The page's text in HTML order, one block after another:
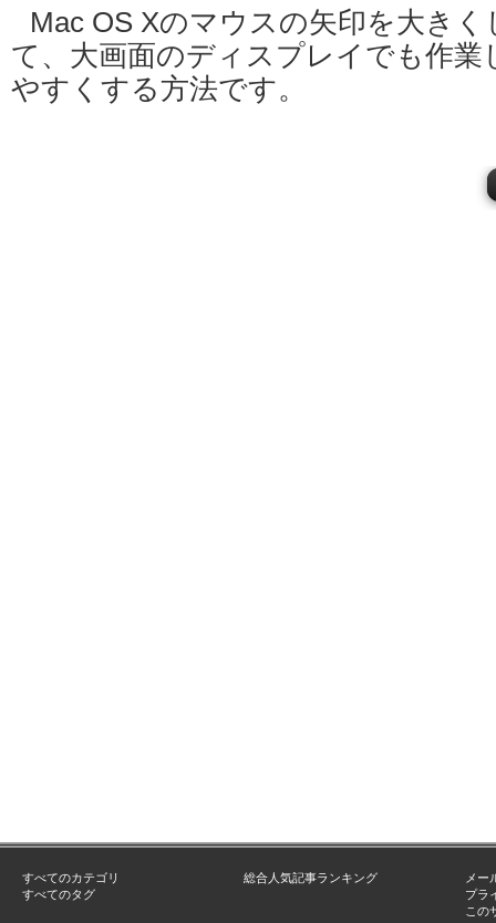
Mac OS Xのマウスの矢印を大きく
て、大画面のディスプレイでも作業
やすくする方法です。
すべてのカテゴリ
すべてのタグ
総合人気記事ランキング
メー
プラ
この